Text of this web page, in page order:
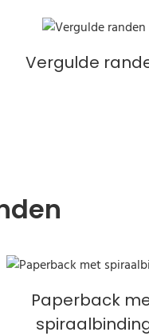
Vergulde
Paperback